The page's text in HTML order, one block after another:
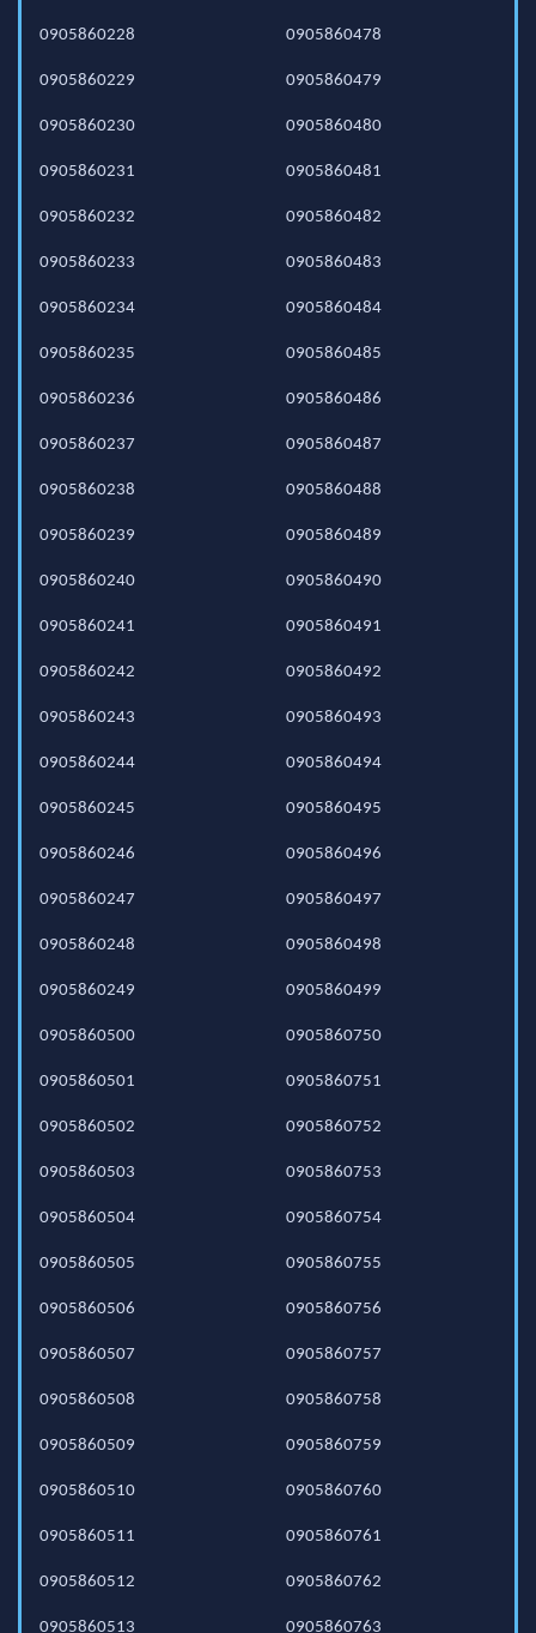
0905860228
0905860229
0905860230
0905860231
0905860232
0905860233
0905860234
0905860235
0905860236
0905860237
0905860238
0905860239
0905860240
0905860241
0905860242
0905860243
0905860244
0905860245
0905860246
0905860247
0905860248
0905860249
0905860478
0905860479
0905860480
0905860481
0905860482
0905860483
0905860484
0905860485
0905860486
0905860487
0905860488
0905860489
0905860490
0905860491
0905860492
0905860493
0905860494
0905860495
0905860496
0905860497
0905860498
0905860499
0905860500
0905860501
0905860502
0905860503
0905860504
0905860505
0905860506
0905860507
0905860508
0905860509
0905860510
0905860511
0905860512
0905860513
0905860750
0905860751
0905860752
0905860753
0905860754
0905860755
0905860756
0905860757
0905860758
0905860759
0905860760
0905860761
0905860762
0905860763